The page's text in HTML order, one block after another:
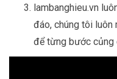
lambanghieu.vn
đáo, chúng tôi luôn
để từng bước củng